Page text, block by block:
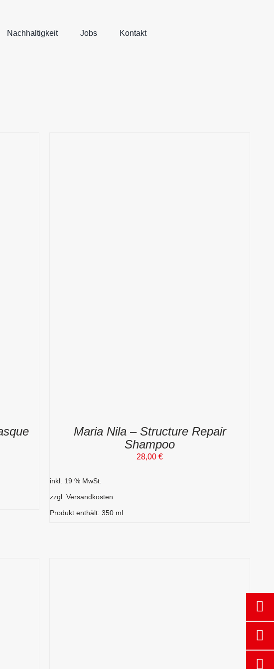
Nachhaltigkeit Jobs Kontakt
Maria Nila – Structure Repair
Shampoo
28,00€
inkl. 19 % MwSt.
zzgl.Versandkosten
Produkt enthält: 350 ml